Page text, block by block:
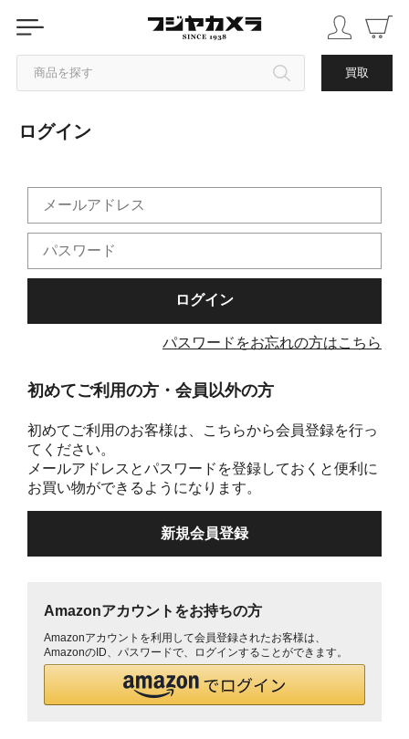
商品を探す 買取
カテゴリから探す
中古品を探す
ログイン
パスワードをお忘れの方はこちら
初めてご利用の方・会員以外の方
初めてご利用のお客様は、こちらから会員登録を行っ
てください。
メールアドレスとパスワードを登録しておくと便利に
お買い物ができるようになります。
Amazonアカウントをお持ちの方
Amazonアカウントを利用して会員登録されたお客様は、
AmazonのID、パスワードで、ログインすることができます。